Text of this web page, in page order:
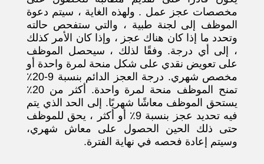
مخصصات عجز عمل . ولهذه الغاية ، سيتم دعوة
الموظف إلى لجنة طبية ، والتي ستفحص حالته
وتحدد ما إذا كان هناك عجز ، وإذا كان الأمر كذلك
، إلى أي درجة. وفقًا لذلك ، سيحصل الموظف
على تعويض نقدي على شكل منحة لمرة واحدة أو
مخصص شهري. درجة العجز الدائم بنسبة 9-20٪
تمنح الموظف منحة لمرة واحدة. أكثر من 20٪
يستحق الموظف معاشًا شهريًا. إلى الحد الذي يتم
فيه تحديد عجز بنسبة 9٪ أو أكثر ، يحق للموظف
حتى ذلك الحين الحصول على معاش شهري،
وسيتم إعادة فحصه في نهاية الفترة.